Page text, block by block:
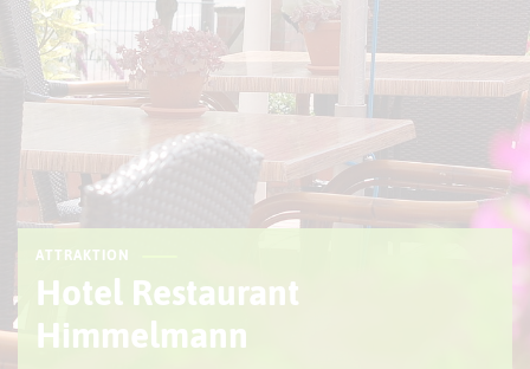
ATTRAKTION
Hotel Restaurant
Himmelmann